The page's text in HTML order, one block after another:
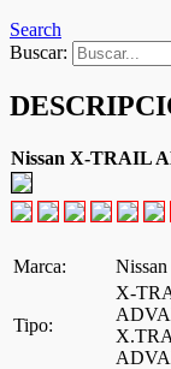
Search
Buscar:
Nissan X-TRAIL
Marca: Nissan
Tipo:
X-